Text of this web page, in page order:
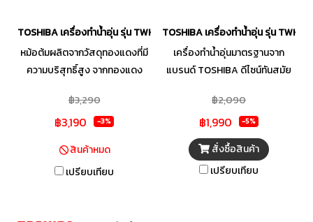
TOSHIBA เครื่องทำน้ำอุ่น รุ่น TWH-38MFNTH(W)-WB 3800 วัตต์ สีขาว
หม้อต้มผลิตจากวัสดุทองแดงที่มี
ความบริสุทธิ์สูง จากทองแดง
เร็วทันใจ ระบบตัดไฟอัตโนมัติ
ELCB กรณีกระแสไฟฟ้ารั่ว เพิ่ม
SensTemp ควบคุมอุณหภูมิไม่ให้
ผันผวน ไม่เกิดสภาวะน้ำ ร้อนลวก
฿3,290
฿3,190 -3%
สินค้าหมด
เปรียบเทียบ
TOSHIBA เครื่องทำน้ำอุ่น รุ่น TWH-
เครื่องทำน้ำอุ่นมาตรฐานจาก
แบรนด์ TOSHIBA ดีไซน์ทันสมัย
พร้อมระบบความปลอดภัย ELCB
ที่ตัดไฟเมื่อไฟรั่ว และระบบตรวจ
สอบการเชื่อมต่อสายดินอัตโนมัติ
ทั้งยังมีระบบป้องกันแรงดันไฟฟ้า
ไม่คงที่ เเละระบบรองรับแรงดันน้ำ
฿2,090
฿1,990 -5%
สั่งซื้อสินค้า
เปรียบเทียบ